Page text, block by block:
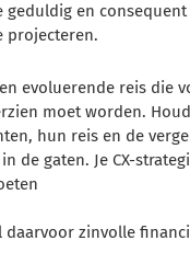
geduldig en
projecteren.
evoluerende reis die
moet worden.
hun reis en de
de gaten. Je CX-
daarvoor zinvolle